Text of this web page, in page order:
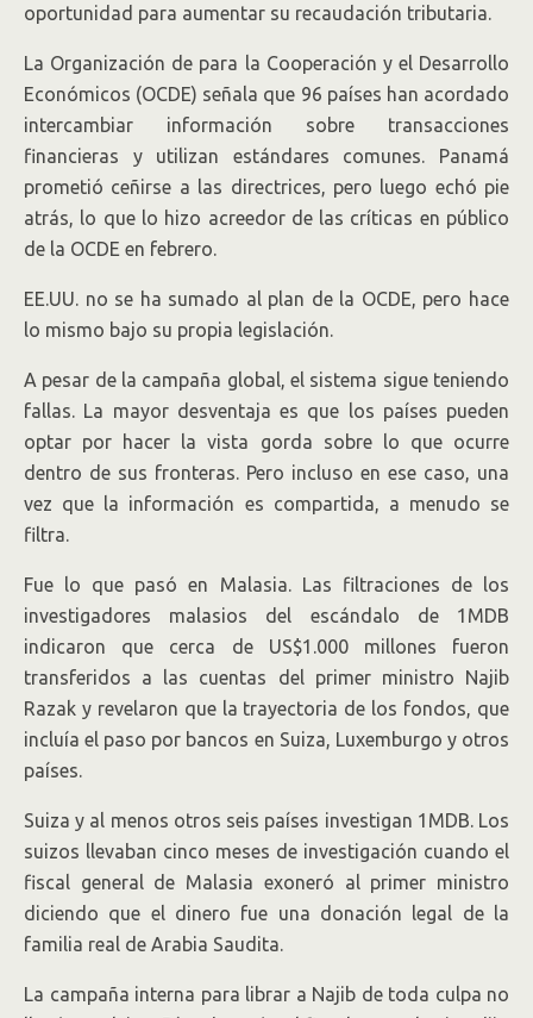
oportunidad para aumentar su recaudación tributaria.
La Organización de para la Cooperación y el Desarrollo
Económicos (OCDE) señala que 96 países han acordado
intercambiar información sobre transacciones
financieras y utilizan estándares comunes. Panamá
prometió ceñirse a las directrices, pero luego echó pie
atrás, lo que lo hizo acreedor de las críticas en público
de la OCDE en febrero.
EE.UU. no se ha sumado al plan de la OCDE, pero hace
lo mismo bajo su propia legislación.
A pesar de la campaña global, el sistema sigue teniendo
fallas. La mayor desventaja es que los países pueden
optar por hacer la vista gorda sobre lo que ocurre
dentro de sus fronteras. Pero incluso en ese caso, una
vez que la información es compartida, a menudo se
filtra.
Fue lo que pasó en Malasia. Las filtraciones de los
investigadores malasios del escándalo de 1MDB
indicaron que cerca de US$1.000 millones fueron
transferidos a las cuentas del primer ministro Najib
Razak y revelaron que la trayectoria de los fondos, que
incluía el paso por bancos en Suiza, Luxemburgo y otros
países.
Suiza y al menos otros seis países investigan 1MDB. Los
suizos llevaban cinco meses de investigación cuando el
fiscal general de Malasia exoneró al primer ministro
diciendo que el dinero fue una donación legal de la
familia real de Arabia Saudita.
La campaña interna para librar a Najib de toda culpa no